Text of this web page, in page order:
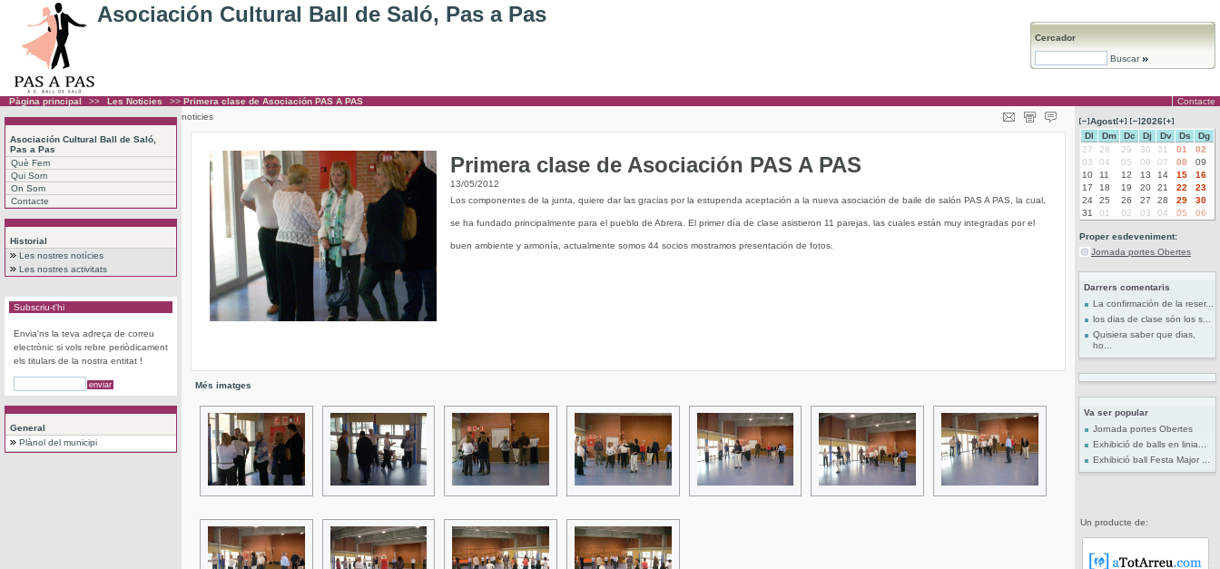
Asociación Cultural Ball de Saló, Pas a Pas
Cercador
Buscar
Pàgina principal >> Les Noticies >> Primera clase de Asociación PAS A PAS Contacte
Asociación Cultural Ball de Saló,
Pas a Pas
Què Fem
Qui Som
On Som
Contacte
Historial
Les nostres notícies
Les nostres activitats
Subscriu-t'hi
Envia'ns la teva adreça de correu
electrònic si vols rebre periòdicament
els titulars de la nostra entitat !
General
Plànol del municipi
noticies
Primera clase de Asociación PAS A PAS
13/05/2012
Los componentes de la junta, quiere dar las gracias por la estupenda aceptación a la nueva asociación de baile de salón PAS A PAS, la cual,
se ha fundado principalmente para el pueblo de Abrera. El primer día de clase asistieron 11 parejas, las cuales están muy integradas por el
buen ambiente y armonía, actualmente somos 44 socios mostramos presentación de fotos.
Més imatges
Agost
2026
Dl
Dm Dc Dj Dv Ds
Dg
27
28 29 30 31 01
02
03
04 05 06 07 08
09
10
11 12 13 14 15
16
17
18 19 20 21 22
23
24
25 26 27 28 29
30
31
01 02 03 04 05 06
Proper esdeveniment:
Jornada portes Obertes
Darrers comentaris
La confirmación de la reser...
los dias de clase són los s...
Quisiera saber que dias,
ho...
Va ser popular
Jornada portes Obertes
Exhibició de balls en linia...
Exhibició ball Festa Major ...
Un producte de: